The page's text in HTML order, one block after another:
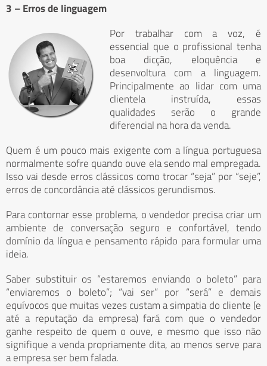
3 – Erros de linguagem
Por trabalhar com a voz, é
essencial que o profissional tenha
boa dicção, eloquência e
desenvoltura com a linguagem.
Principalmente ao lidar com uma
clientela instruída, essas
qualidades serão o grande
diferencial na hora da venda.
Quem é um pouco mais exigente com a língua portuguesa
normalmente sofre quando ouve ela sendo mal empregada.
Isso vai desde erros clássicos como trocar “seja” por “seje”,
erros de concordância até clássicos gerundismos.
Para contornar esse problema, o vendedor precisa criar um
ambiente de conversação seguro e confortável, tendo
domínio da língua e pensamento rápido para formular uma
ideia.
Saber substituir os “estaremos enviando o boleto” para
“enviaremos o boleto”; “vai ser” por “será” e demais
equívocos que muitas vezes custam a simpatia do cliente (e
até a reputação da empresa) fará com que o vendedor
ganhe respeito de quem o ouve, e mesmo que isso não
signifique a venda propriamente dita, ao menos serve para
a empresa ser bem falada.